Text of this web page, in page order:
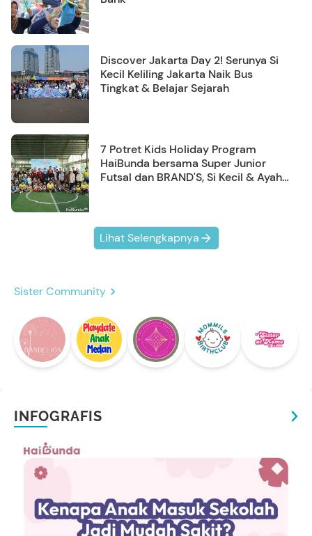
Discover Jakarta Day 2! Serunya Si
Kecil Keliling Jakarta Naik Bus
Tingkat & Belajar Sejarah
7 Potret Kids Holiday Program
HaiBunda bersama Super Junior
Futsal dan BRAND'S, Si Kecil & Ayah
Lihat Selengkapnya
Sister Community
INFOGRAFIS